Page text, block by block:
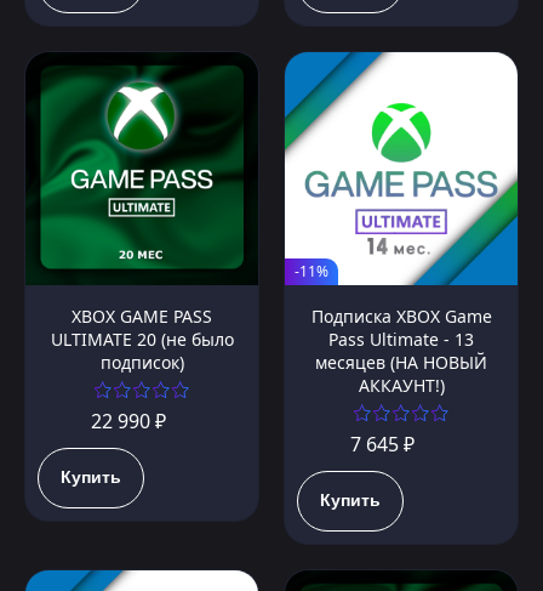
XBOX GAME PASS
ULTIMATE 20 (не было
подписок)
22 990 ₽
Купить
-11%
Подписка XBOX Game
Pass Ultimate - 13
месяцев (НА НОВЫЙ
АККАУНТ!)
7 645 ₽
Купить